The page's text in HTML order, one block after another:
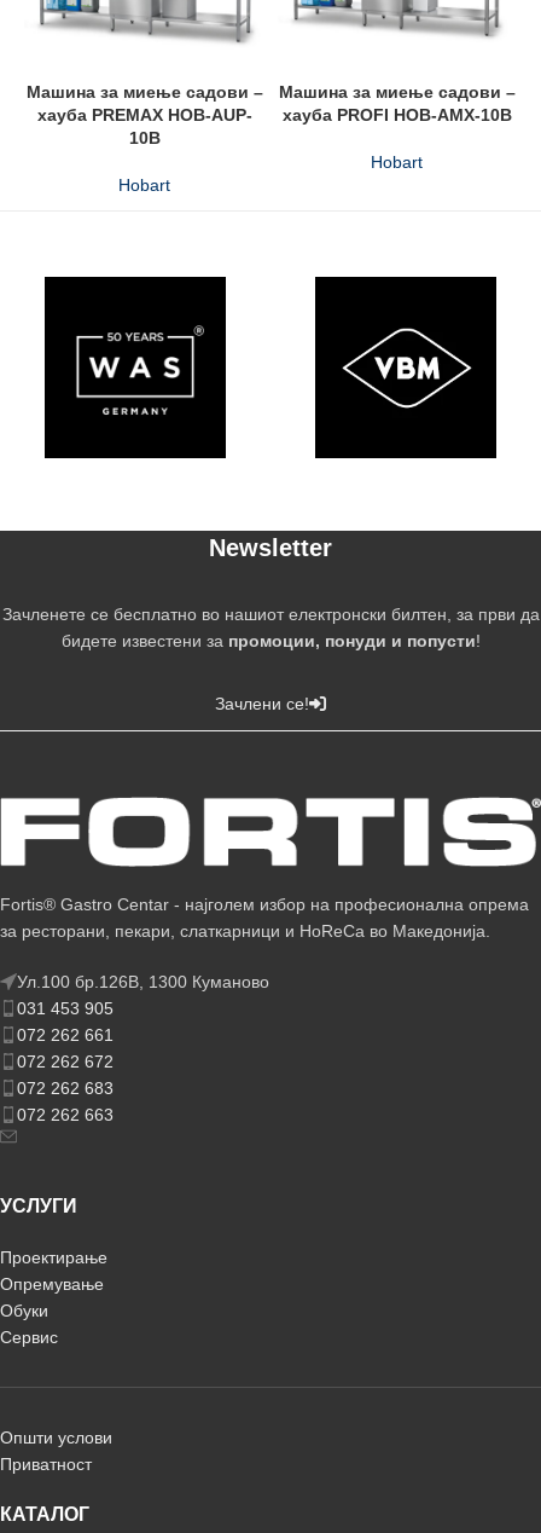
Машина за миење садови –
хауба PREMAX HOB-AUP-
10B
Hobart
Машина за миење садови –
хауба PROFI HOB-AMX-10B
Hobart
Newsletter
Зачленете се бесплатно во нашиот електронски билтен, за први да
бидете известени за промоции, понуди и попусти!
Зачлени се!
Fortis® Gastro Centar - најголем избор на професионална опрема
за ресторани, пекари, слаткарници и HoReCa во Македонија.
Ул.100 бр.126В, 1300 Куманово
031 453 905
072 262 661
072 262 672
072 262 683
072 262 663
УСЛУГИ
Проектирање
Опремување
Обуки
Сервис
Општи услови
Приватност
КАТАЛОГ